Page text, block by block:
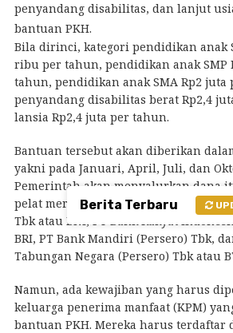
penyandang disabilitas, dan lanjut
bantuan PKH.
Bila dirinci, kategori pendidikan anak
ribu per tahun, pendidikan anak SMP
tahun, pendidikan anak SMA Rp2 juta
penyandang disabilitas berat Rp2,4
lansia Rp2,4 juta per tahun.
Bantuan tersebut akan diberikan
yakni pada Januari, April, Juli, dan
Pemerintah akan menyalurkan dana
pelat merah, yakni PT Bank Negara
Tbk atau BNI, PT Bank Rakyat
BRI, PT Bank Mandiri (Persero) Tbk,
Tabungan Negara (Persero) Tbk atau
Namun, ada kewajiban yang harus
keluarga penerima manfaat (KPM)
bantuan PKH. Mereka harus terdaftar
Berita Terbaru